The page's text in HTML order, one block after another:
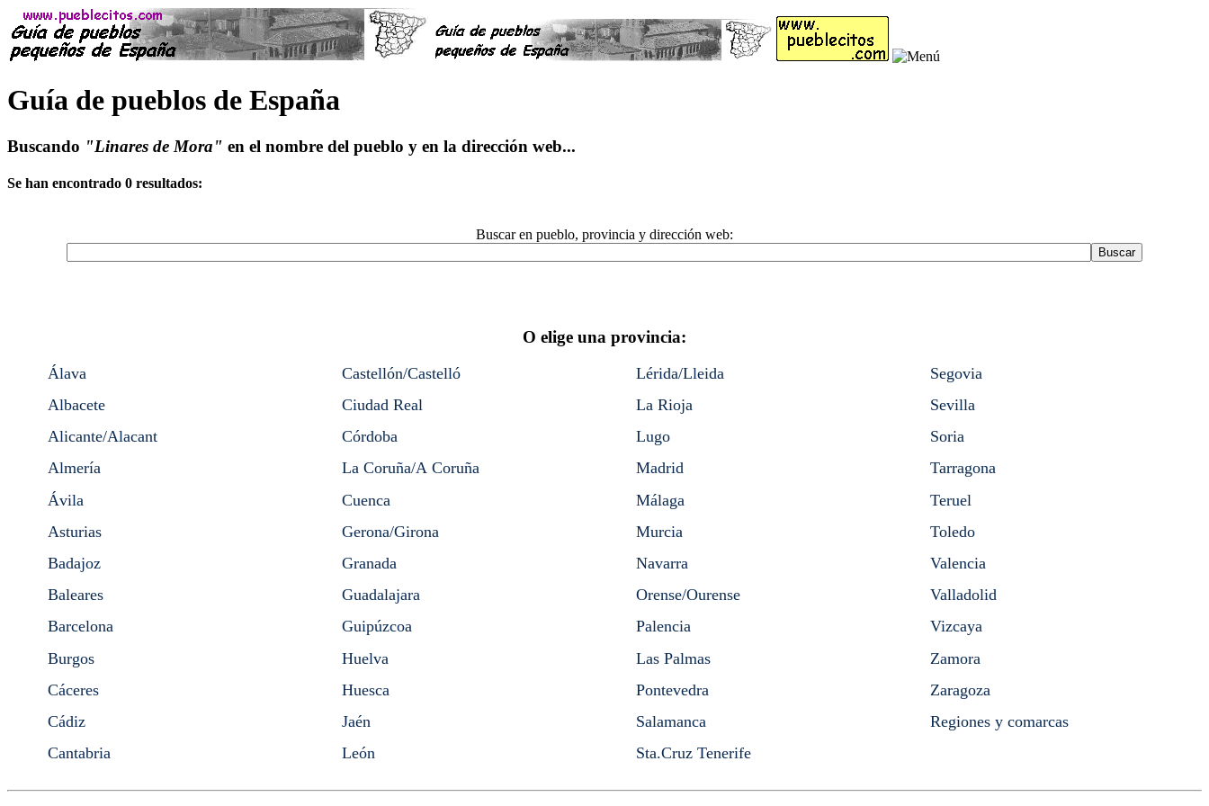
Guía de pueblos de España
Buscando "Linares de Mora" en el nombre del pueblo y en la dirección web...
Se han encontrado 0 resultados:
Buscar en pueblo, provincia y dirección web:
O elige una provincia:
Álava
Albacete
Alicante/Alacant
Almería
Ávila
Asturias
Badajoz
Baleares
Barcelona
Burgos
Cáceres
Cádiz
Cantabria
Castellón/Castelló
Ciudad Real
Córdoba
La Coruña/A Coruña
Cuenca
Gerona/Girona
Granada
Guadalajara
Guipúzcoa
Huelva
Huesca
Jaén
León
Lérida/Lleida
La Rioja
Lugo
Madrid
Málaga
Murcia
Navarra
Orense/Ourense
Palencia
Las Palmas
Pontevedra
Salamanca
Sta.Cruz Tenerife
Segovia
Sevilla
Soria
Tarragona
Teruel
Toledo
Valencia
Valladolid
Vizcaya
Zamora
Zaragoza
Regiones y comarcas